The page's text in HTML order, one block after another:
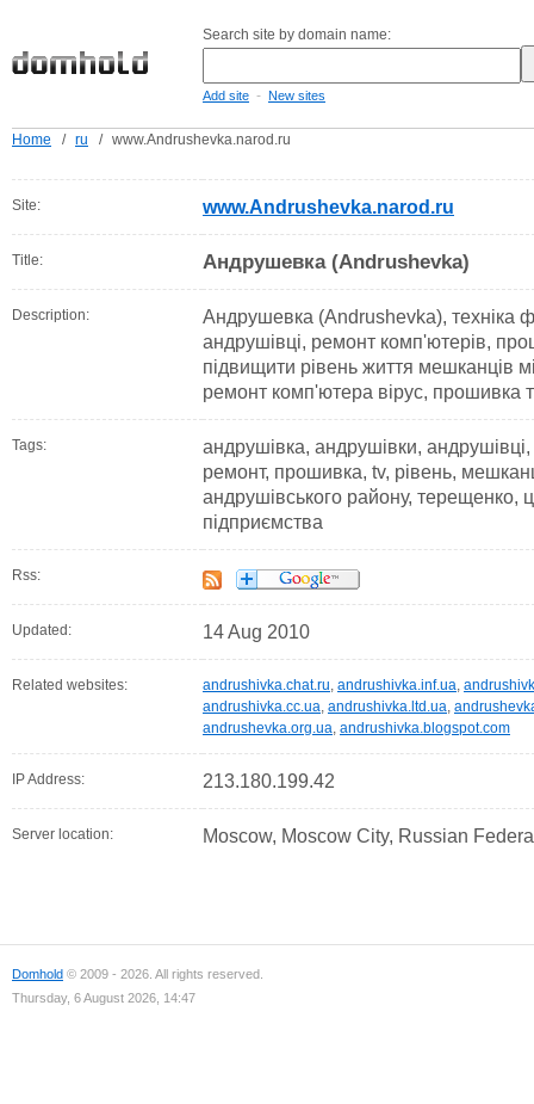
Search site by domain name:
Add site - New sites
Home / ru / www.Andrushevka.narod.ru
Site: www.Andrushevka.narod.ru
Title: Андрушевка (Andrushevka)
Description:
Андрушевка (Andrushevka), техніка
андрушівці, ремонт комп'ютерів,
підвищити рівень життя мешканців
ремонт комп'ютера вірус, прошивка
Tags:
андрушівка, андрушівки,
ремонт, прошивка, tv, рівень,
андрушівського району, терещенко,
підприємства
Rss:
Updated: 14 Aug 2010
Related websites: andrushivka.chat.ru, andrushivka.inf.ua,
andrushivka.cc.ua, andrushivka.ltd.ua,
andrushevka.org.ua, andrushivka.blogspot.com
IP Address: 213.180.199.42
Server location: Moscow, Moscow City, Russian
Domhold © 2009 - 2026. All rights reserved.
Thursday, 6 August 2026, 14:47